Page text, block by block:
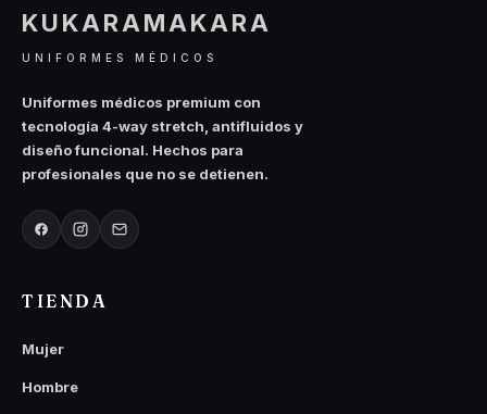
KUKARAMAKARA
UNIFORMES MÉDICOS
Uniformes médicos premium con
tecnología 4-way stretch, antifluidos y
diseño funcional. Hechos para
profesionales que no se detienen.
TIENDA
Mujer
Hombre